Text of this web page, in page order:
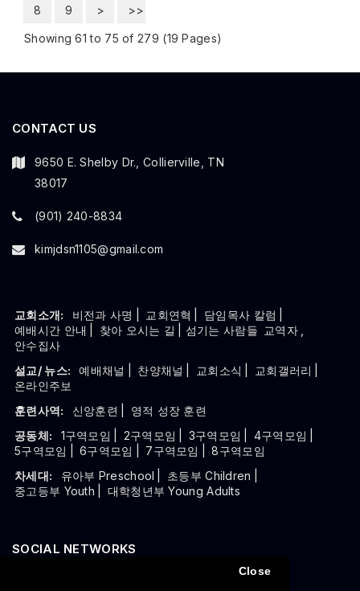
Close
8 9 > >>
Showing 61 to 75 of 279 (19 Pages)
CONTACT US
9650 E. Shelby Dr., Collierville, TN
38017
(901) 240-8834
kimjdsn1105@gmail.com
교회소개: 비전과 사명 교회연혁 담임목사 칼럼
예배시간 안내
찾아 오시는 길 | 섬기는 사람들 교역자
안수집사
설교/ 뉴스:
예배채널 찬양채널 교회소식 교회갤러리
온라인주보
훈련사역:
신앙훈련
영적 성장 훈련
공동체:
1구역모임 2구역모임 3구역모임 4구역모임
5구역모임
6구역모임 7구역모임
8구역모임
차세대:
유아부 Preschool 초등부 Children
중고등부 Youth
대학청년부 Young Adults
SOCIAL NETWORKS